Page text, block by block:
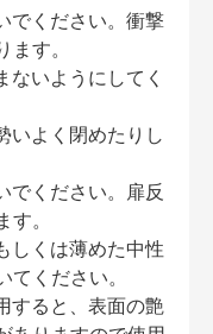
でください。衝撃
す。
いようにしてく
いよく閉めたりし
でください。扉反
。
しくは薄めた中性
ください。
すると、表面の艶